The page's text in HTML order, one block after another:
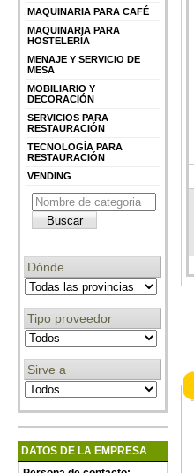
MAQUINARIA PARA CAFÉ
MAQUINARIA PARA
HOSTELERÍA
MENAJE Y SERVICIO DE
MESA
MOBILIARIO Y
DECORACIÓN
SERVICIOS PARA
RESTAURACIÓN
TECNOLOGÍA PARA
RESTAURACIÓN
VENDING
Dónde
Tipo proveedor
Sirve a
DATOS DE LA EMPRESA